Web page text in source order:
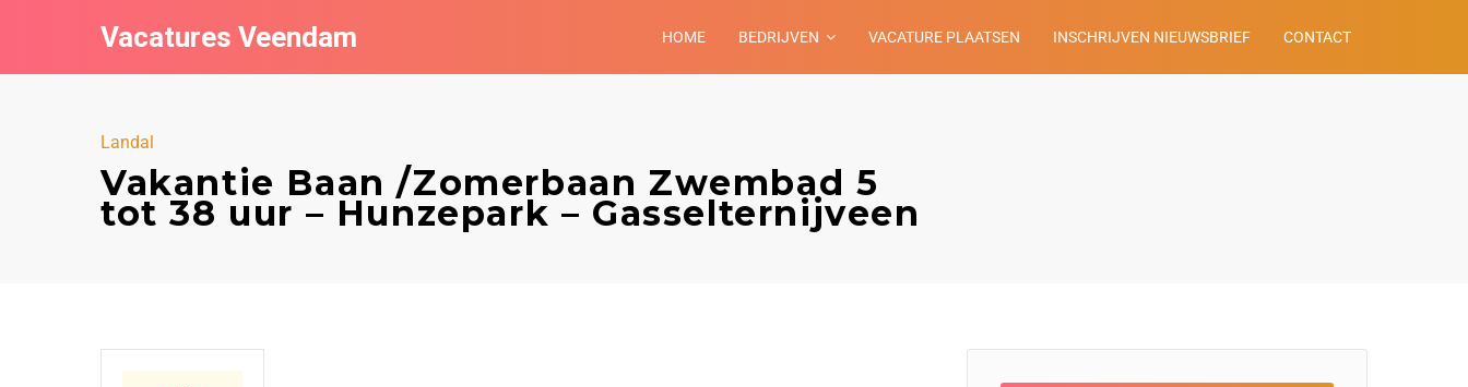
Vacatures Veendam HOME BEDRIJVEN VACATURE PLAATSEN INSCHRIJVEN NIEUWSBRIEF CONTACT
Landal
Vakantie Baan /Zomerbaan Zwembad 5
tot 38 uur – Hunzepark – Gasselternijveen